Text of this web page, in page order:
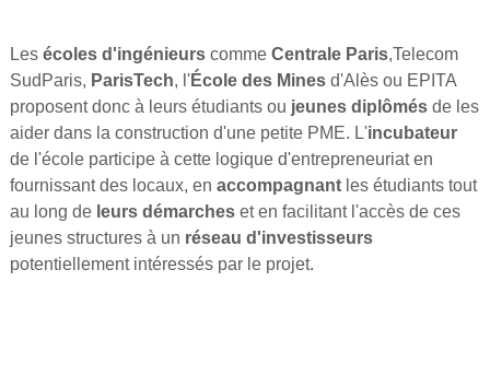
Les écoles d'ingénieurscomme Centrale Paris,Telecom
SudParis, ParisTech, l'École des Minesd'Alès ou EPITA
proposent donc à leurs étudiants ou jeunes diplômésde les
aider dans la construction d'une petite PME. L'incubateur
de l'école participe à cette logique d'entrepreneuriat en
fournissant des locaux, en accompagnantles étudiants tout
au long de leurs démarcheset en facilitant l'accès de ces
jeunes structures à un réseau d'investisseurs
potentiellement intéressés par le projet.